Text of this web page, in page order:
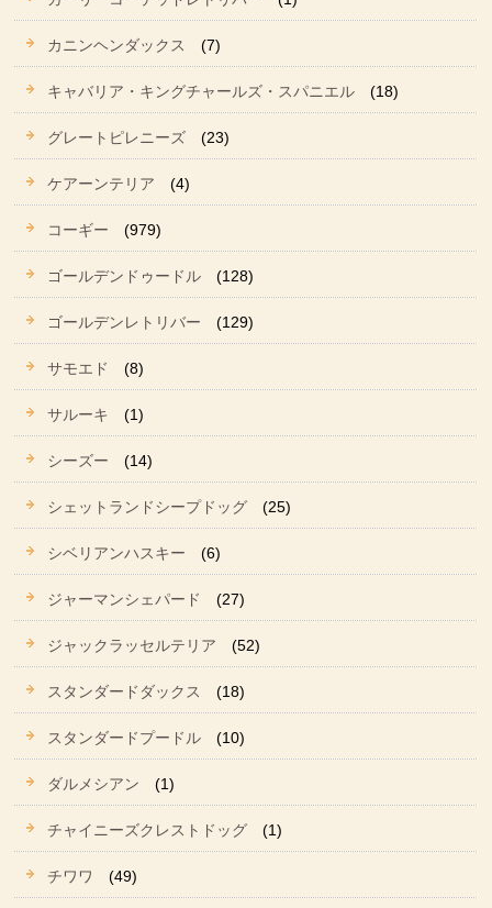
カニンヘンダックス (7)
キャバリア・キングチャールズ・スパニエル (18)
グレートピレニーズ (23)
ケアーンテリア (4)
コーギー (979)
ゴールデンドゥードル (128)
ゴールデンレトリバー (129)
サモエド (8)
サルーキ (1)
シーズー (14)
シェットランドシープドッグ (25)
シベリアンハスキー (6)
ジャーマンシェパード (27)
ジャックラッセルテリア (52)
スタンダードダックス (18)
スタンダードプードル (10)
ダルメシアン (1)
チャイニーズクレストドッグ (1)
チワワ (49)